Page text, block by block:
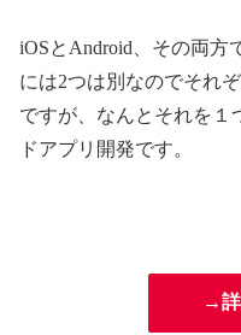
iOSとAndroid、その両方
には2つは別なのでそれ
ですが、なんとそれを１
ドアプリ開発です。
→詳